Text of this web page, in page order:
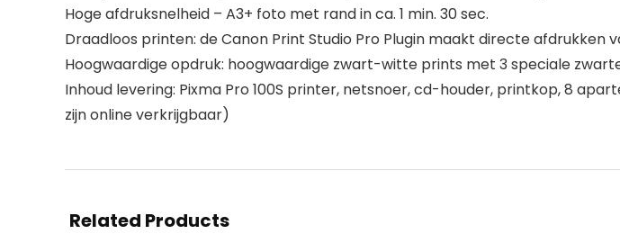
Hoge afdruksnelheid – A3+ foto met rand in ca. 1 min. 30 sec.
Draadloos printen: de Canon Print Studio Pro Plugin maakt directe
Hoogwaardige opdruk: hoogwaardige zwart-witte prints met 3 speciale
Inhoud levering: Pixma Pro 100S printer, netsnoer, cd-houder, printkop, 8
zijn online verkrijgbaar)
Related Products